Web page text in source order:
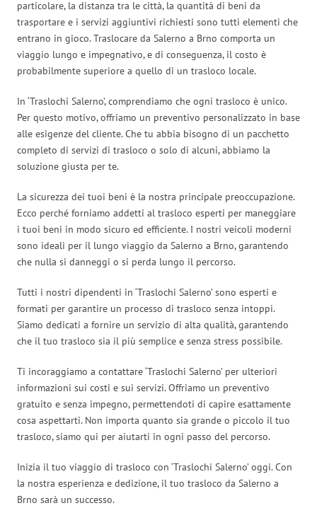
particolare, la distanza tra le città, la quantità di beni da
trasportare e i servizi aggiuntivi richiesti sono tutti elementi che
entrano in gioco. Traslocare da Salerno a Brno comporta un
viaggio lungo e impegnativo, e di conseguenza, il costo è
probabilmente superiore a quello di un trasloco locale.
In ‘Traslochi Salerno’, comprendiamo che ogni trasloco è unico.
Per questo motivo, offriamo un preventivo personalizzato in base
alle esigenze del cliente. Che tu abbia bisogno di un pacchetto
completo di servizi di trasloco o solo di alcuni, abbiamo la
soluzione giusta per te.
La sicurezza dei tuoi beni è la nostra principale preoccupazione.
Ecco perché forniamo addetti al trasloco esperti per maneggiare
i tuoi beni in modo sicuro ed efficiente. I nostri veicoli moderni
sono ideali per il lungo viaggio da Salerno a Brno, garantendo
che nulla si danneggi o si perda lungo il percorso.
Tutti i nostri dipendenti in ‘Traslochi Salerno’ sono esperti e
formati per garantire un processo di trasloco senza intoppi.
Siamo dedicati a fornire un servizio di alta qualità, garantendo
che il tuo trasloco sia il più semplice e senza stress possibile.
Ti incoraggiamo a contattare ‘Traslochi Salerno’ per ulteriori
informazioni sui costi e sui servizi. Offriamo un preventivo
gratuito e senza impegno, permettendoti di capire esattamente
cosa aspettarti. Non importa quanto sia grande o piccolo il tuo
trasloco, siamo qui per aiutarti in ogni passo del percorso.
Inizia il tuo viaggio di trasloco con ‘Traslochi Salerno’ oggi. Con
la nostra esperienza e dedizione, il tuo trasloco da Salerno a
Brno sarà un successo.